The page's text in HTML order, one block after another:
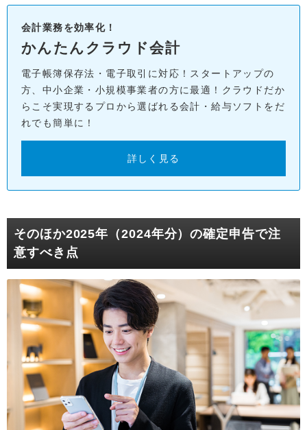
会計業務を効率化！
かんたんクラウド会計
電子帳簿保存法・電子取引に対応！スタートアップの
方、中小企業・小規模事業者の方に最適！クラウドだか
らこそ実現するプロから選ばれる会計・給与ソフトをだ
れでも簡単に！
詳しく見る
そのほか2025年（2024年分）の確定申告で注
意すべき点